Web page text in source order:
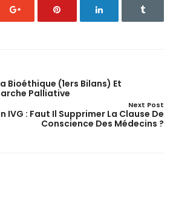
Bioéthique (1ers Bilans) Et
Palliative
Next Post
IVG : Faut Il Supprimer La Clause De
Conscience Des Médecins ?